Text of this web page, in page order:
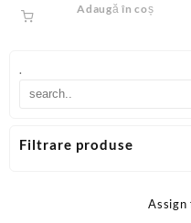
.
Filtrare produse
Adaugă în coș
Assign